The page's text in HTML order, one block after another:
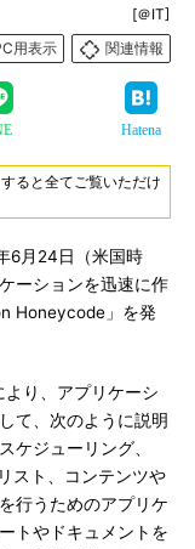
[＠IT]
用表示
関連情報
Hatena
すると全てご覧いただけ
6月24日（米国時
ーションを迅速に作
Honeycode」を発
り、アプリケーシ
て、次のように説明
ケジューリング、
スト、コンテンツや
行うためのアプリケ
トやドキュメントを